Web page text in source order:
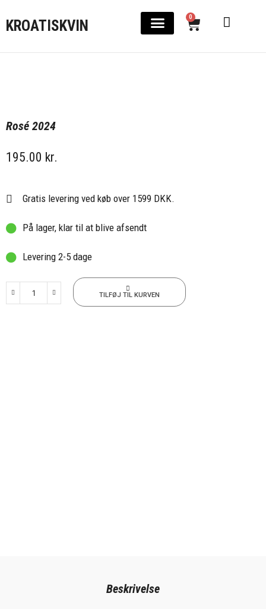
KROATISKVIN
0
Rosé 2024
195.00 kr.
Gratis levering ved køb over 1599 DKK.
På lager, klar til at blive afsendt
Levering 2-5 dage
TILFØJ TIL KURVEN
Beskrivelse